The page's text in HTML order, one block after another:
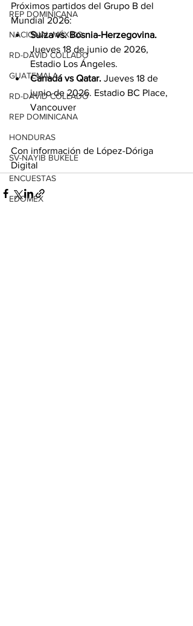
REP DOMINICANA
NACIONAL MÉXICO
RD-DAVID COLLADO
GUATEMALA
RD-DAVID COLLADO
REP DOMINICANA
HONDURAS
SV-NAYIB BUKELE
ENCUESTAS
EDOMEX
Próximos partidos del Grupo B del
Mundial 2026:
Suiza vs. Bosnia-Herzegovina.
Jueves 18 de junio de 2026,
Estadio Los Ángeles.
Canadá vs Qatar. Jueves 18 de
junio de 2026. Estadio BC Place,
Vancouver
Con información de López-Dóriga
Digital